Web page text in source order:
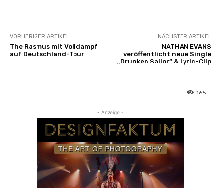
VORHERIGER ARTIKEL
The Rasmus mit Volldampf
auf Deutschland-Tour
NÄCHSTER ARTIKEL
NATHAN EVANS
veröffentlicht neue Single
„Drunken Sailor“ & Lyric-Clip
165
- Anzeige -